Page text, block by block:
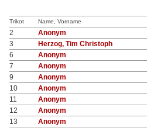
Trikot Name, Vorname
2
Anonym
3
Herzog, Tim Christoph
6
Anonym
7
Anonym
9
Anonym
10
Anonym
11
Anonym
12
Anonym
13
Anonym